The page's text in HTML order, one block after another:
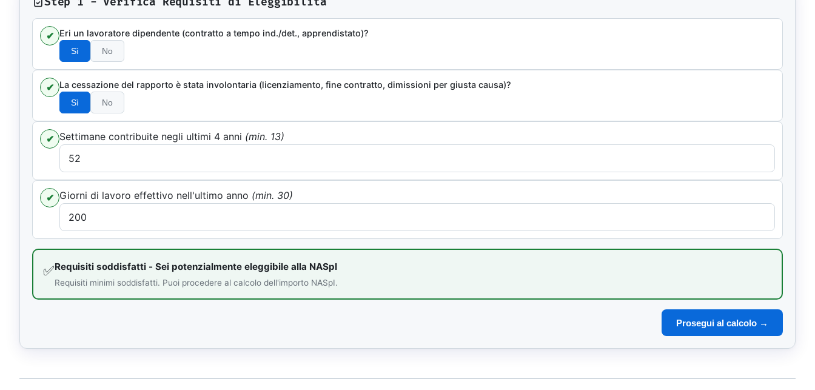
Libri e guide
10 guide tecniche in vendita
Knowledge pack AI-ready per
dominio
UniAppunti
10 serie didattiche
Arcade
Quiz interattivi
Esplora Urbex
abbandonati
✔ Eri un lavoratore dipendente (contratto a tempo ind./det., apprendistato)?
Sì No
✔ La cessazione del rapporto è stata involontaria (licenziamento, fine contratto, dimissioni per giusta causa)?
Sì No
✔ Settimane contribuite negli ultimi 4 anni (min. 13)
✔ Giorni di lavoro effettivo nell'ultimo anno (min. 30)
✅Requisiti soddisfatti - Sei potenzialmente eleggibile alla NASpI
Requisiti minimi soddisfatti. Puoi procedere al calcolo dell'importo NASpI.
Prosegui al calcolo →